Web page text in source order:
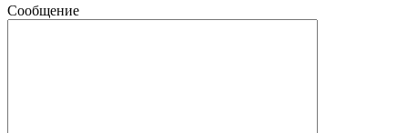
Сообщение